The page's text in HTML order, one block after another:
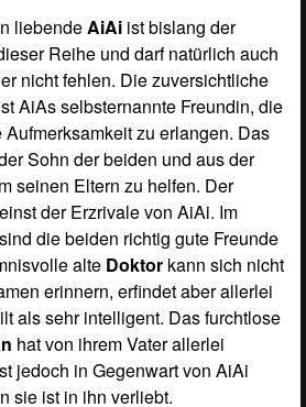
gesehen
Ziel zu kommen, seht ihr das
kurze Wiederholung aus einer
habt zudem die Möglichkeit,
Nachwelt festzuhalten. Ähnlich
Rennspiel könnt ihr besonders
Zielläufe im internen
Speicherkarte verewigen. So
zeigen oder einfach selber
sehr nützlich: Wenn ihr
Plus-Taste pausiert, könnt ihr
genauer anschauen, indem ihr